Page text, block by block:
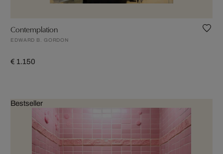
Contemplation
EDWARD B. GORDON
€ 1.150
Bestseller